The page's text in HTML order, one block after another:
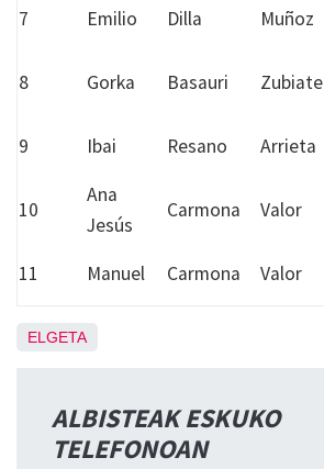
7 Emilio Dilla Muñoz
8 Gorka Basauri Zubiate
9 Ibai Resano Arrieta
10
Ana
Jesús
Carmona Valor
11 Manuel Carmona Valor
ELGETA
ALBISTEAK ESKUKO
TELEFONOAN